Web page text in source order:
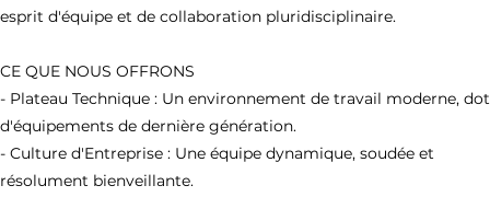
esprit d'équipe et de collaboration pluridisciplinaire.
CE QUE NOUS OFFRONS
- Plateau Technique : Un environnement de travail moderne,
d'équipements de dernière génération.
- Culture d'Entreprise : Une équipe dynamique, soudée et
résolument bienveillante.